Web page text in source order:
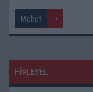
HÍRLEVÉL